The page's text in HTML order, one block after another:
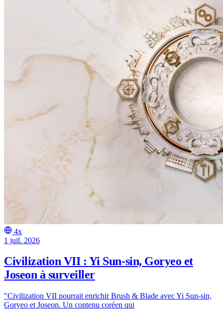
4x
1 juil. 2026
Civilization VII : Yi Sun-sin, Goryeo et
Joseon à surveiller
"Civilization VII pourrait enrichir Brush & Blade avec Yi Sun-sin,
Goryeo et Joseon. Un contenu coréen qui